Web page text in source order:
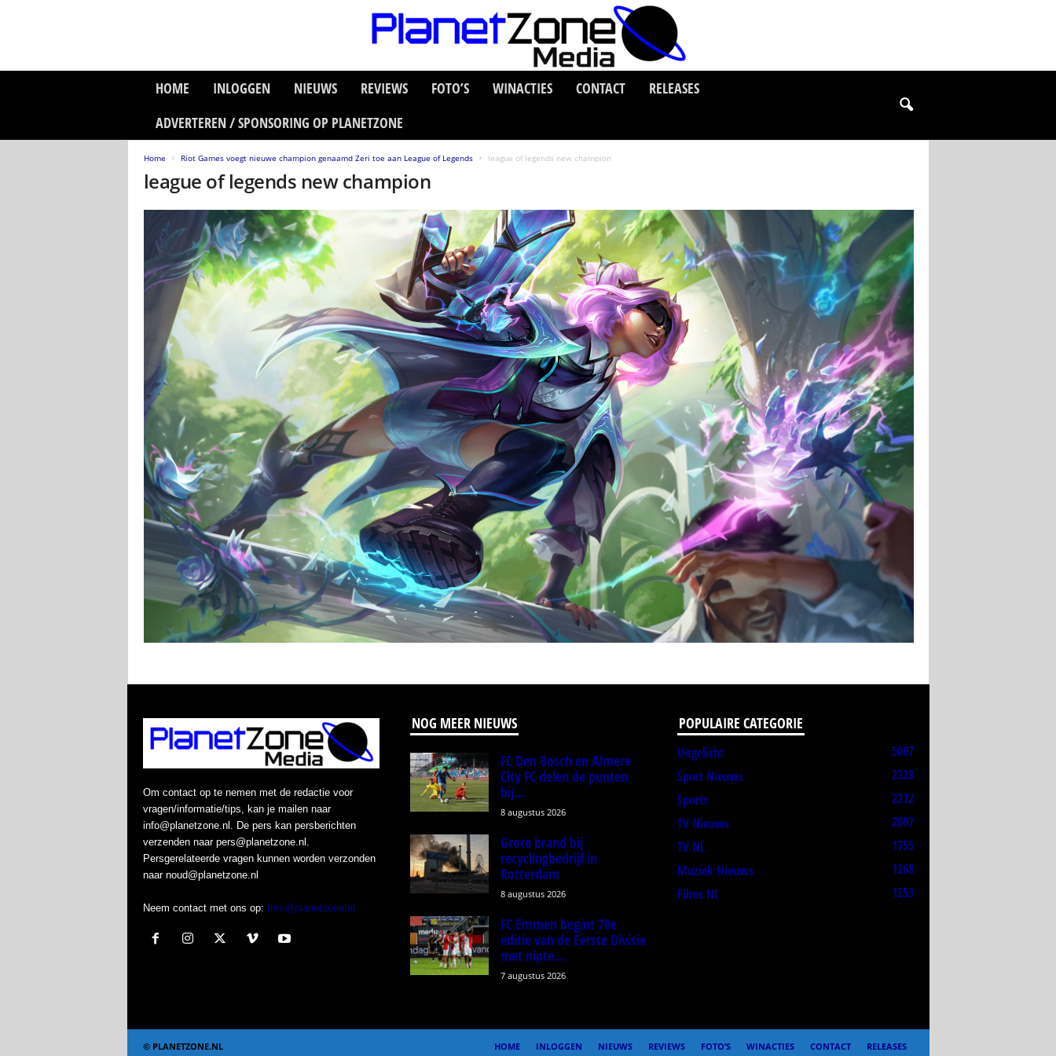
HOME INLOGGEN NIEUWS REVIEWS FOTO’S WINACTIES CONTACT
RELEASES
ADVERTEREN / SPONSORING OP PLANETZONE
Home Riot Games voegt nieuwe champion genaamd Zeri toe aan League of Legends league of legends new champion
league of legends new champion
Om contact op te nemen met de redactie voor
vragen/informatie/tips, kan je mailen naar
info@planetzone.nl. De pers kan persberichten
verzenden naar pers@planetzone.nl.
Persgerelateerde vragen kunnen worden verzonden
naar noud@planetzone.nl
Neem contact met ons op: Info@planetzone.nl
NOG MEER NIEUWS
FC Den Bosch en Almere
City FC delen de punten
bij...
8 augustus 2026
Grote brand bij
recyclingbedrijf in
Rotterdam
8 augustus 2026
FC Emmen begint 70e
editie van de Eerste Divisie
met nipte...
7 augustus 2026
POPULAIRE CATEGORIE
Uitgelicht
5007
Sport Nieuws
2328
Sports
2212
TV Nieuws
2097
TV NL
1755
Muziek Nieuws
1268
Films NL
1253
HOME INLOGGEN NIEUWS REVIEWS FOTO’S WINACTIES CONTACT RELEASES
© PLANETZONE.NL